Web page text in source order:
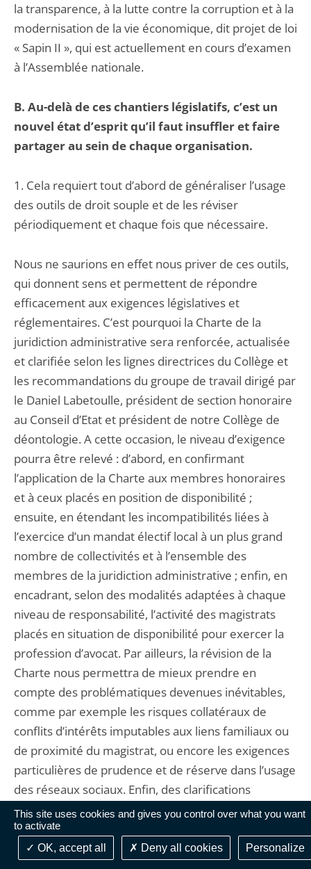
This site uses cookies and gives you control over what you want
to activate
OK, accept all
Deny all cookies Personalize
la transparence, à la lutte contre la corruption et à la
modernisation de la vie économique, dit projet de loi
« Sapin II », qui est actuellement en cours d’examen
à l’Assemblée nationale.
B. Au-delà de ces chantiers législatifs, c’est un
nouvel état d’esprit qu’il faut insuffler et faire
partager au sein de chaque organisation.
1. Cela requiert tout d’abord de généraliser l’usage
des outils de droit souple et de les réviser
périodiquement et chaque fois que nécessaire.
Nous ne saurions en effet nous priver de ces outils,
qui donnent sens et permettent de répondre
efficacement aux exigences législatives et
réglementaires. C’est pourquoi la Charte de la
juridiction administrative sera renforcée, actualisée
et clarifiée selon les lignes directrices du Collège et
les recommandations du groupe de travail dirigé par
le Daniel Labetoulle, président de section honoraire
au Conseil d’Etat et président de notre Collège de
déontologie. A cette occasion, le niveau d’exigence
pourra être relevé : d’abord, en confirmant
l’application de la Charte aux membres honoraires
et à ceux placés en position de disponibilité ;
ensuite, en étendant les incompatibilités liées à
l’exercice d’un mandat électif local à un plus grand
nombre de collectivités et à l’ensemble des
membres de la juridiction administrative ; enfin, en
encadrant, selon des modalités adaptées à chaque
niveau de responsabilité, l’activité des magistrats
placés en situation de disponibilité pour exercer la
profession d’avocat. Par ailleurs, la révision de la
Charte nous permettra de mieux prendre en
compte des problématiques devenues inévitables,
comme par exemple les risques collatéraux de
conflits d’intérêts imputables aux liens familiaux ou
de proximité du magistrat, ou encore les exigences
particulières de prudence et de réserve dans l’usage
des réseaux sociaux. Enfin, des clarifications
pourront être apportées, notamment en ce qui
concerne l’exercice de missions de conciliation ou
médiation, présentant un caractère marqué